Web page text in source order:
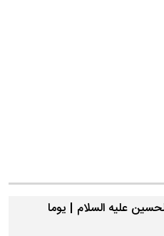
علیه السلام | یوما